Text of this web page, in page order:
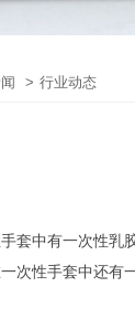
> 行业动态
中有一次性乳
次性手套中还有